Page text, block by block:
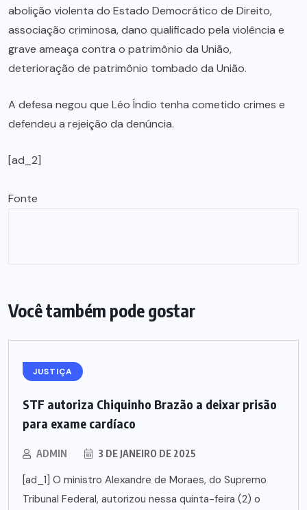
abolição violenta do Estado Democrático de Direito,
associação criminosa, dano qualificado pela violência e
grave ameaça contra o patrimônio da União,
deterioração de patrimônio tombado da União.
A defesa negou que Léo Índio tenha cometido crimes e
defendeu a rejeição da denúncia.
[ad_2]
Fonte
Você também pode gostar
JUSTIÇA
STF autoriza Chiquinho Brazão a deixar prisão
para exame cardíaco
ADMIN 3 DE JANEIRO DE 2025
[ad_1] O ministro Alexandre de Moraes, do Supremo
Tribunal Federal, autorizou nessa quinta-feira (2) o